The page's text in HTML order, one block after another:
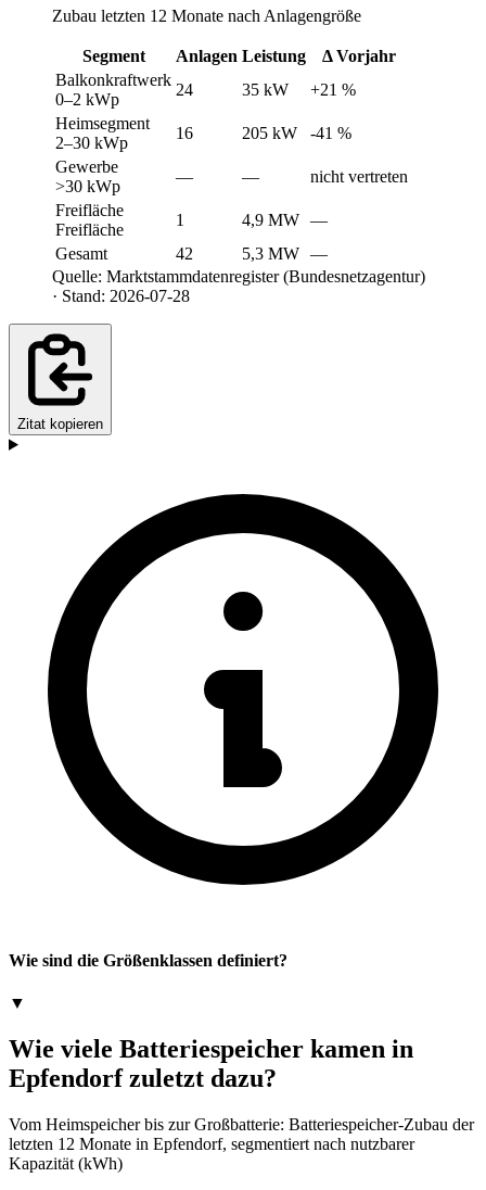
Zubau letzten 12 Monate nach Anlagengröße
Segment Anlagen Leistung
Δ Vorjahr
Balkonkraftwerk
0–2 kWp
24 35 kW
+21 %
Heimsegment
2–30 kWp
16 205 kW
-41 %
Gewerbe
>30 kWp
— —
nicht vertreten
Freifläche
Freifläche
1 4,9 MW —
Gesamt
42 5,3 MW —
Quelle: Marktstammdatenregister (Bundesnetzagentur)
· Stand: 2026-07-28
Zitat kopieren
Wie sind die Größenklassen definiert?
▼
Wie viele Batteriespeicher kamen in
Epfendorf zuletzt dazu?
Vom Heimspeicher bis zur Großbatterie: Batteriespeicher-Zubau der
letzten 12 Monate in Epfendorf, segmentiert nach nutzbarer
Kapazität (kWh)